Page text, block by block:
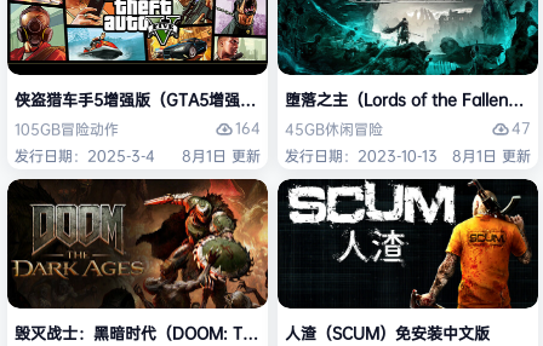
侠盗猎车手5增强版（GTA5增强版（Grand Theft Auto V Enhanced）免
105GB冒险动作
164
发行日期：2025-3-4
8月1日 更新
堕落之主（Lords of the Fallen）免
45GB休闲冒险
47
发行日期：2023-10-13
8月1日 更新
毁灭战士：黑暗时代（DOOM: The Dark Ages）免安装中文版
人渣（SCUM）免安装中文版